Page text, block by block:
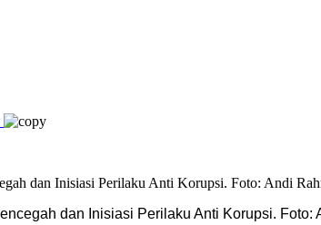
dan Inisiasi Perilaku Anti Korupsi. Foto: